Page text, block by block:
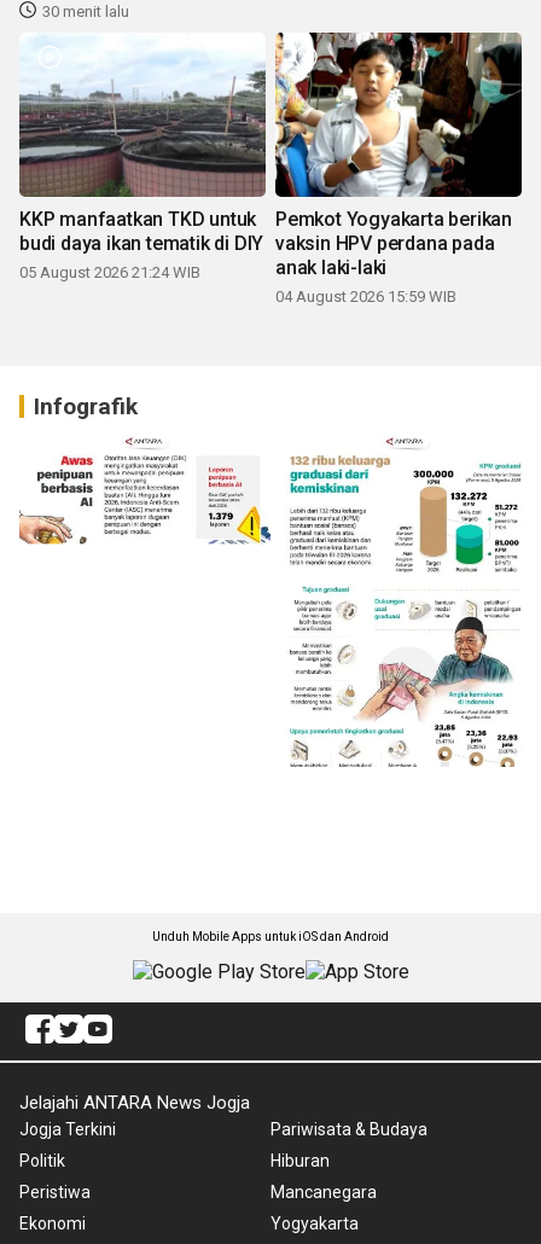
30 menit lalu
KKP manfaatkan TKD untuk
budi daya ikan tematik di DIY
05 August 2026 21:24 WIB
Pemkot Yogyakarta berikan
vaksin HPV perdana pada
anak laki-laki
04 August 2026 15:59 WIB
Infografik
Unduh Mobile Apps untuk iOS dan Android
Jelajahi ANTARA News Jogja
Jogja Terkini
Politik
Peristiwa
Ekonomi
Pariwisata & Budaya
Hiburan
Mancanegara
Yogyakarta